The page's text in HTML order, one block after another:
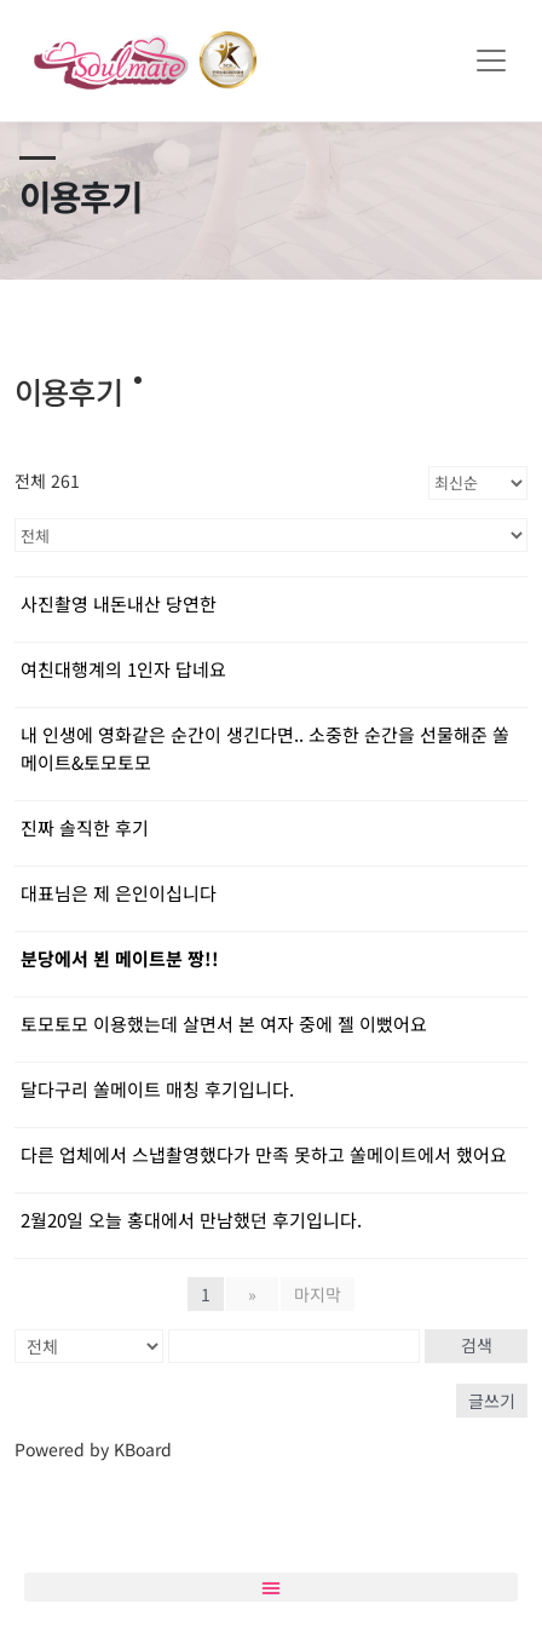
이용후기
이용후기
전체 261
사진촬영 내돈내산 당연한
여친대행계의 1인자 답네요
내 인생에 영화같은 순간이 생긴다면.. 소중한 순간을 선물해준 쏠
메이트&토모토모
진짜 솔직한 후기
대표님은 제 은인이십니다
분당에서 뵌 메이트분 짱!!
토모토모 이용했는데 살면서 본 여자 중에 젤 이뻤어요
달다구리 쏠메이트 매칭 후기입니다.
다른 업체에서 스냅촬영했다가 만족 못하고 쏠메이트에서 했어요
2월20일 오늘 홍대에서 만남했던 후기입니다.
1 » 마지막
검색
글쓰기
Powered by KBoard
쏠메이트×토모토모 프로모션 영상 full버전 보러가기